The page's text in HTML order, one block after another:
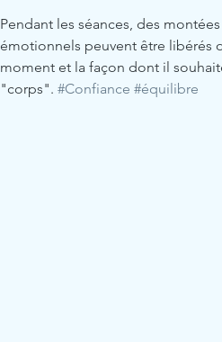
Pendant les séances, des
émotionnels peuvent être libérés
moment et la façon dont il
"corps". #Confiance #équilibre